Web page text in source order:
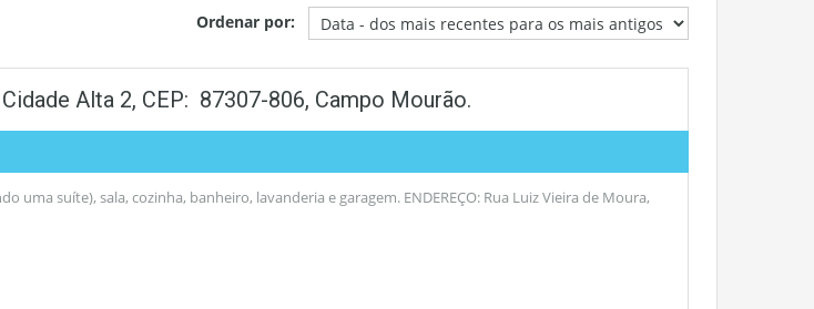
Ordenar por:
Alta 2, CEP: 87307-806, Campo Mourão.
uma suíte), sala, cozinha, banheiro, lavanderia e garagem. ENDEREÇO: Rua Luiz Vieira de Moura,